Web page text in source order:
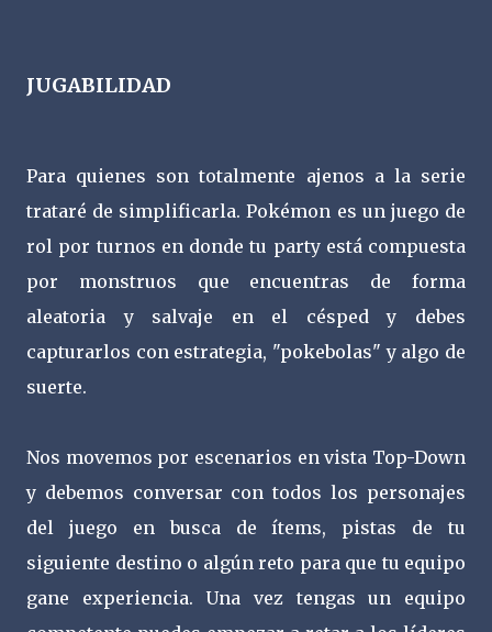
JUGABILIDAD
Para quienes son totalmente ajenos a la serie
trataré de simplificarla. Pokémon es un juego de
rol por turnos en donde tu party está compuesta
por monstruos que encuentras de forma
aleatoria y salvaje en el césped y debes
capturarlos con estrategia, "pokebolas" y algo de
suerte.
Nos movemos por escenarios en vista Top-Down
y debemos conversar con todos los personajes
del juego en busca de ítems, pistas de tu
siguiente destino o algún reto para que tu equipo
gane experiencia. Una vez tengas un equipo